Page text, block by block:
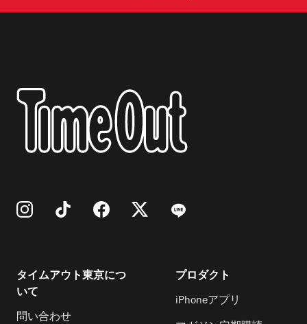
タイムアウト東京につ
いて
問い合わせ
プロダクト
iPhoneアプリ